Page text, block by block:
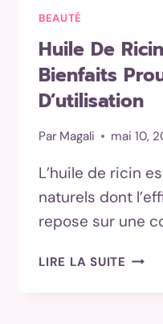
BEAUTÉ
Huile De
Bienfaits
D’utilisation
Par Magali mai 10,
L’huile de ricin
naturels dont
repose sur une
LIRE LA SUITE HUILE